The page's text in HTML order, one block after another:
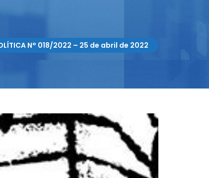
N° 018/2022 – 25 de abril de 2022